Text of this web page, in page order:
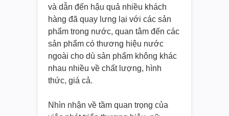
và dẫn đến hậu quả nhiều khách
hàng đã quay lưng lại với các sản
phẩm trong nước, quan tâm đến các
sản phẩm có thương hiệu nước
ngoài cho dù sản phẩm không khác
nhau nhiều về chất lượng, hình
thức, giá cả.
Nhìn nhận về tầm quan trọng của